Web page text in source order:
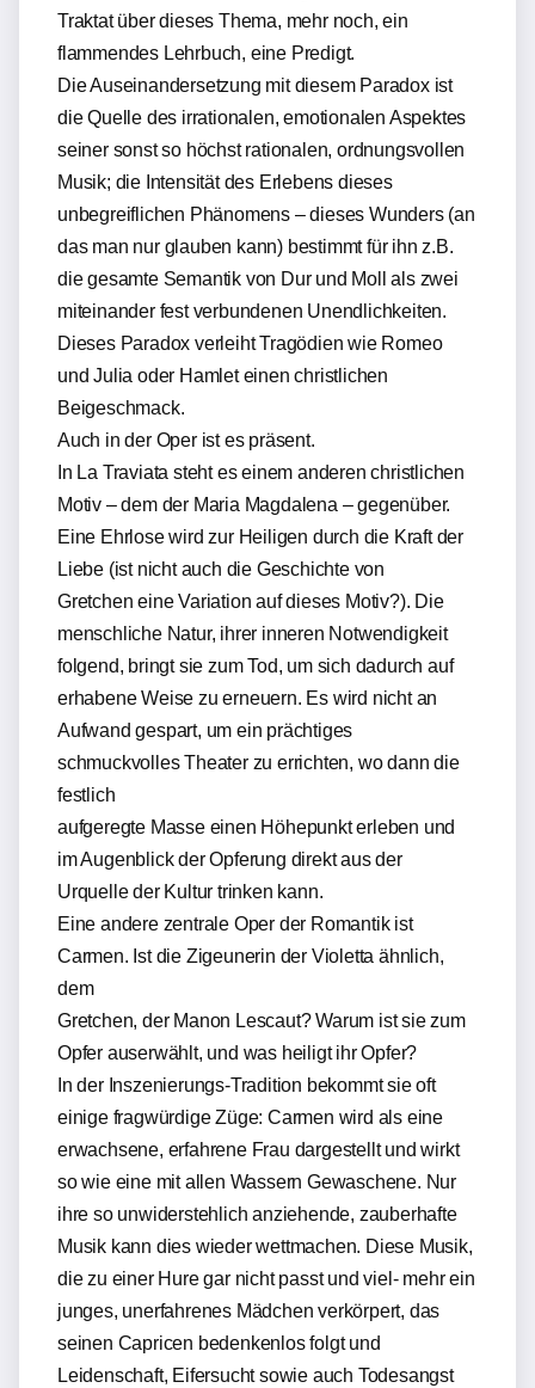
Traktat über dieses Thema, mehr noch, ein
flammendes Lehrbuch, eine Predigt.
Die Auseinandersetzung mit diesem Paradox ist
die Quelle des irrationalen, emotionalen Aspektes
seiner sonst so höchst rationalen, ordnungsvollen
Musik; die Intensität des Erlebens dieses
unbegreiflichen Phänomens – dieses Wunders (an
das man nur glauben kann) bestimmt für ihn z.B.
die gesamte Semantik von Dur und Moll als zwei
miteinander fest verbundenen Unendlichkeiten.
Dieses Paradox verleiht Tragödien wie Romeo
und Julia oder Hamlet einen christlichen
Beigeschmack.
Auch in der Oper ist es präsent.
In La Traviata steht es einem anderen christlichen
Motiv – dem der Maria Magdalena – gegenüber.
Eine Ehrlose wird zur Heiligen durch die Kraft der
Liebe (ist nicht auch die Geschichte von
Gretchen eine Variation auf dieses Motiv?). Die
menschliche Natur, ihrer inneren Notwendigkeit
folgend, bringt sie zum Tod, um sich dadurch auf
erhabene Weise zu erneuern. Es wird nicht an
Aufwand gespart, um ein prächtiges
schmuckvolles Theater zu errichten, wo dann die
festlich
aufgeregte Masse einen Höhepunkt erleben und
im Augenblick der Opferung direkt aus der
Urquelle der Kultur trinken kann.
Eine andere zentrale Oper der Romantik ist
Carmen. Ist die Zigeunerin der Violetta ähnlich,
dem
Gretchen, der Manon Lescaut? Warum ist sie zum
Opfer auserwählt, und was heiligt ihr Opfer?
In der Inszenierungs-Tradition bekommt sie oft
einige fragwürdige Züge: Carmen wird als eine
erwachsene, erfahrene Frau dargestellt und wirkt
so wie eine mit allen Wassern Gewaschene. Nur
ihre so unwiderstehlich anziehende, zauberhafte
Musik kann dies wieder wettmachen. Diese Musik,
die zu einer Hure gar nicht passt und viel- mehr ein
junges, unerfahrenes Mädchen verkörpert, das
seinen Capricen bedenkenlos folgt und
Leidenschaft, Eifersucht sowie auch Todesangst